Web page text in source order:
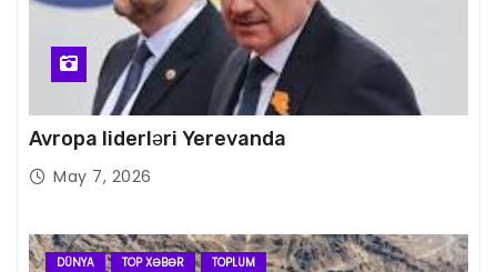
Avropa liderləri Yerevanda
May 7, 2026
DÜNYA TOP XƏBƏR TOPLUM